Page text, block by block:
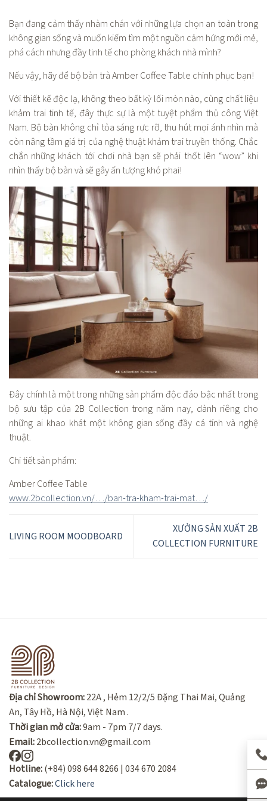
Bạn đang cảm thấy nhàm chán với những lựa chọn an toàn trong
không gian sống và muốn kiếm tìm một nguồn cảm hứng mới mẻ,
phá cách nhưng đầy tinh tế cho phòng khách nhà mình?
Nếu vậy, hãy để bộ bàn trà Amber Coffee Table chinh phục bạn!
Với thiết kế độc lạ, không theo bất kỳ lối mòn nào, cùng chất liệu
khảm trai tinh tế, đây thực sự là một tuyệt phẩm thủ công Việt
Nam. Bộ bàn không chỉ tỏa sáng rực rỡ, thu hút mọi ánh nhìn mà
còn nâng tầm giá trị của nghệ thuật khảm trai truyền thống. Chắc
chắn những khách tới chơi nhà bạn sẽ phải thốt lên “wow” khi
nhìn thấy bộ bàn và sẽ gây ấn tượng khó phai!
Đây chính là một trong những sản phẩm độc đáo bậc nhất trong
bộ sưu tập của 2B Collection trong năm nay, dành riêng cho
những ai khao khát một không gian sống đầy cá tính và nghệ
thuật.
Chi tiết sản phẩm:
Amber Coffee Table
www.2bcollection.vn/…/ban-tra-kham-trai-mat…/
LIVING ROOM MOODBOARD
XƯỞNG SẢN XUẤT 2B
COLLECTION FURNITURE
Địa chỉ Showroom:22A , Hẻm 12/2/5 Đặng Thai Mai, Quảng
An, Tây Hồ, Hà Nội, Việt Nam .
Thời gian mở cửa:9am - 7pm 7/7 days.
Email:2bcollection.vn@gmail.com
Hotline:(+84) 098 644 8266 | 034 670 2084
Catalogue:Click here